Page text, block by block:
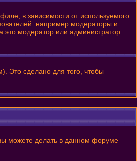
в зависимости от используемого
например модераторы и
это модератор или администратор
Это сделано для того, чтобы
можете делать в данном форуме